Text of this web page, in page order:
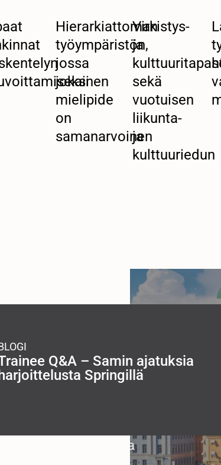
Hierarkiattoman
työympäristön,
jossa
jokainen
mielipide
on
samanarvoinen
Virkistys-
ja
sekä
vuotuisen
liikunta-
ja
kulttuuriedun
Q&A – Samin ajatuksia
harjoittelusta Springillä